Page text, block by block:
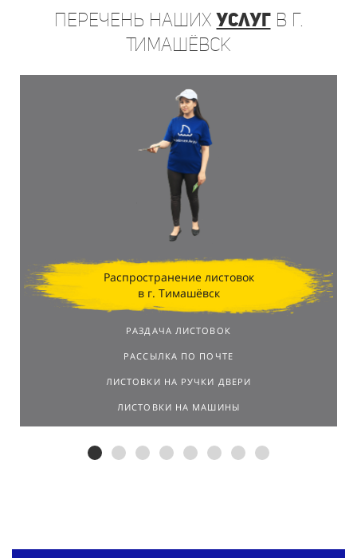
Перечень нашихуслугв г.
Тимашёвск
Распространение листовок
в г. Тимашёвск
РАЗДАЧА ЛИСТОВОК
РАССЫЛКА ПО ПОЧТЕ
ЛИСТОВКИ НА РУЧКИ ДВЕРИ
ЛИСТОВКИ НА МАШИНЫ